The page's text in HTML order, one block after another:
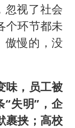
忽视了社会
个环节都未
傲慢的，没
味，员工被
“失明”，企
裹挟；高校